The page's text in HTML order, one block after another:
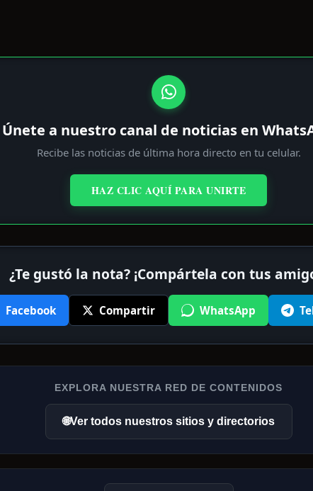
Únete a nuestro canal de noticias en
Recibe las noticias de última hora directo en tu celular.
HAZ CLIC AQUÍ PARA UNIRTE
¿Te gustó la nota? ¡Compártela con tus
Facebook Compartir WhatsApp
EXPLORA NUESTRA RED DE CONTENIDOS
🌐Ver todos nuestros sitios y directorios